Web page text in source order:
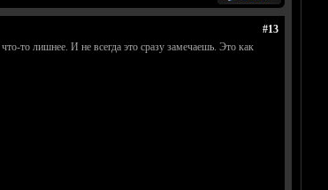
#13
то лишнее. И не всегда это сразу замечаешь. Это как